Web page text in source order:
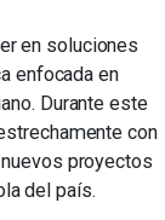
en soluciones
enfocada en
Durante este
con
proyectos
del país.